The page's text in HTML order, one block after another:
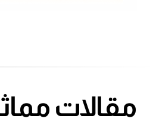
مقالات